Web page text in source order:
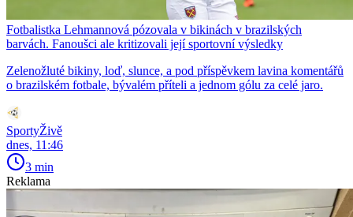
Fotbalistka Lehmannová pózovala v bikinách v brazilských
barvách. Fanoušci ale kritizovali její sportovní výsledky
Zelenožluté bikiny, loď, slunce, a pod příspěvkem lavina komentářů
o brazilském fotbale, bývalém příteli a jednom gólu za celé jaro.
SportyŽivě
dnes, 11:46
3 min
Reklama